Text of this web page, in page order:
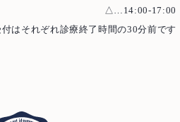
プライバシーポリシー
△…14:00-17:00
はそれぞれ診療終了時間の30分前です